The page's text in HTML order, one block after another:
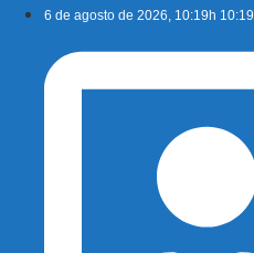
conteúdo
6 de agosto de 2026, 10:19h 10:19